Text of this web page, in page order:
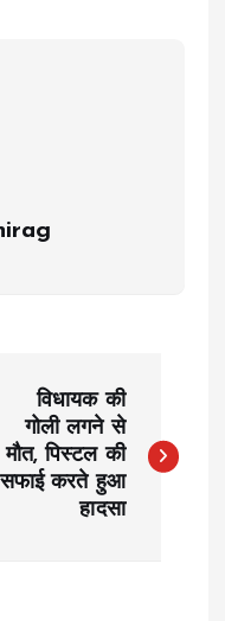
विधायक की
गोली लगने से
मौत, पिस्टल की
सफाई करते हुआ
हादसा